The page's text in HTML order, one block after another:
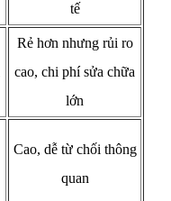
tế
Rẻ hơn nhưng rủi ro
cao, chi phí sửa chữa
lớn
Cao, dễ từ chối thông
quan